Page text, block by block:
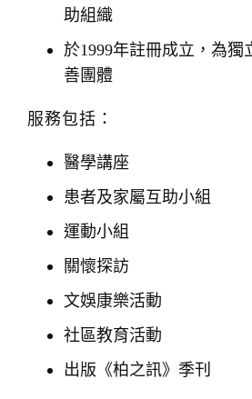
助組織
於1999年註冊成立，為獨
善團體
服務包括：
醫學講座
患者及家屬互助小組
運動小組
關懷探訪
文娛康樂活動
社區教育活動
出版《柏之訊》季刊